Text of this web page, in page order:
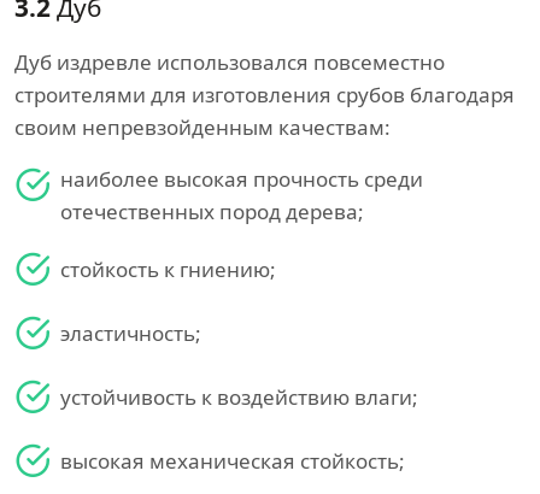
3.2Дуб
Дуб издревле использовался повсеместно
строителями для изготовления срубов благодаря
своим непревзойденным качествам:
наиболее высокая прочность среди
отечественных пород дерева;
стойкость к гниению;
эластичность;
устойчивость к воздействию влаги;
высокая механическая стойкость;